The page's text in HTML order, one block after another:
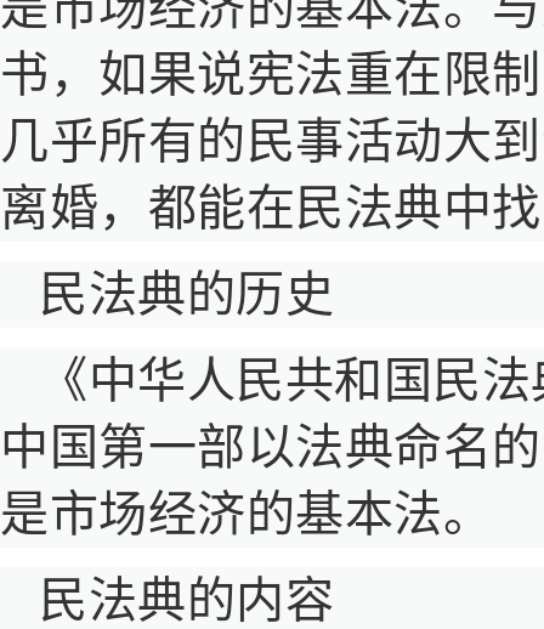
书，如果说宪法重在限
几乎所有的民事活动大
离婚，都能在民法典中
民法典的历史
《中华人民共和国民
中国第一部以法典命名
是市场经济的基本法。
民法典的内容